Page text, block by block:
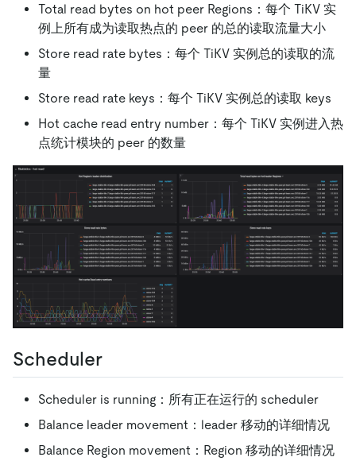
Total read bytes on hot peer Regions：每个 TiKV 实
例上所有成为读取热点的 peer 的总的读取流量大小
Store read rate bytes：每个 TiKV 实例总的读取的流
量
Store read rate keys：每个 TiKV 实例总的读取 keys
Hot cache read entry number：每个 TiKV 实例进入热
点统计模块的 peer 的数量
Scheduler
Scheduler is running：所有正在运行的 scheduler
Balance leader movement：leader 移动的详细情况
Balance Region movement：Region 移动的详细情况